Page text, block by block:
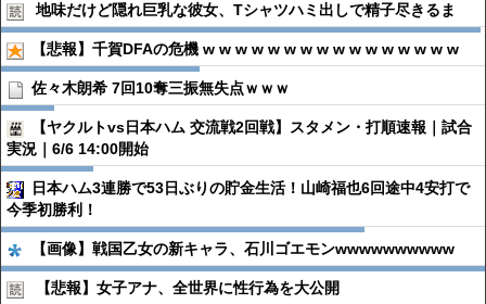
地味だけど隠れ巨乳な彼女、Tシャツハミ出しで精子尽きるま
【悲報】千賀DFAの危機 w w w w w w w w w w w w w w w w
佐々木朗希 7回10奪三振無失点ｗｗｗ
【ヤクルトvs日本ハム 交流戦2回戦】スタメン・打順速報｜試合
実況｜6/6 14:00開始
日本ハム3連勝で53日ぶりの貯金生活！山崎福也6回途中4安打で
今季初勝利！
【画像】戦国乙女の新キャラ、石川ゴエモンwwwwwwwwww
【悲報】女子アナ、全世界に性行為を大公開